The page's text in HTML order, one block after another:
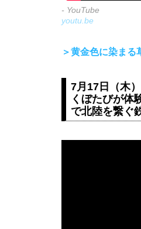
- YouTube
youtu.be
＞黄金色に染ま
7月17日（木）
くぼたびが体
で北陸を繋ぐ